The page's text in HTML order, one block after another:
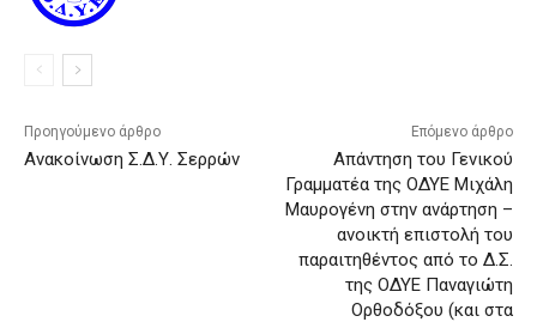
Προηγούμενο άρθρο
Ανακοίνωση Σ.Δ.Υ. Σερρών
Επόμενο άρθρο
Απάντηση του Γενικού
Γραμματέα της ΟΔΥΕ Μιχάλη
Μαυρογένη στην ανάρτηση –
ανοικτή επιστολή του
παραιτηθέντος από το Δ.Σ.
της ΟΔΥΕ Παναγιώτη
Ορθοδόξου (και στα